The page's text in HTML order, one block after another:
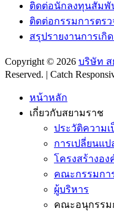
ติดต่อนักลงทุนสัมพั
ติดต่อกรรมการตร
สรุปรายงานการเกิ
Copyright © 2026 บริษัท ส
Reserved. | Catch
หน้าหลัก
เกี่ยวกับสยามราช
ประวัติความเ
การเปลี่ยนแ
โครงสร้างอง
คณะกรรมกา
ผู้บริหาร
คณะอนุกรรม